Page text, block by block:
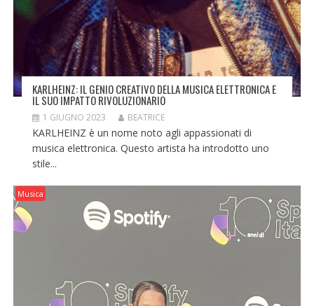
KARLHEINZ: IL GENIO CREATIVO DELLA MUSICA ELETTRONICA E
IL SUO IMPATTO RIVOLUZIONARIO
1 GIUGNO 2023 BEATRICE
KARLHEINZ è un nome noto agli appassionati di
musica elettronica. Questo artista ha introdotto uno
stile...
Musica